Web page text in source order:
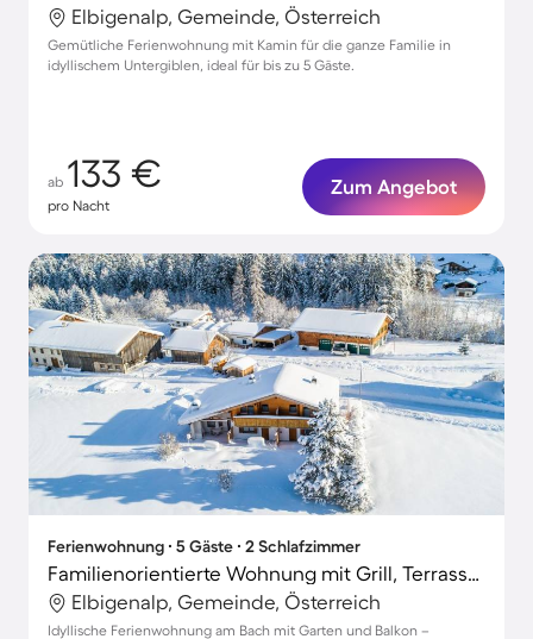
Elbigenalp, Gemeinde, Österreich
Gemütliche Ferienwohnung mit Kamin für die ganze Familie in
idyllischem Untergiblen, ideal für bis zu 5 Gäste.
ab 133 €
pro Nacht
Zum Angebot
Ferienwohnung ∙ 5 Gäste ∙ 2 Schlafzimmer
Familienorientierte Wohnung mit Grill, Terrasse und Garten | Hunde erlaubt
Elbigenalp, Gemeinde, Österreich
Idyllische Ferienwohnung am Bach mit Garten und Balkon –